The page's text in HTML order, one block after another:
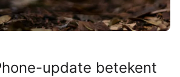
update betekent